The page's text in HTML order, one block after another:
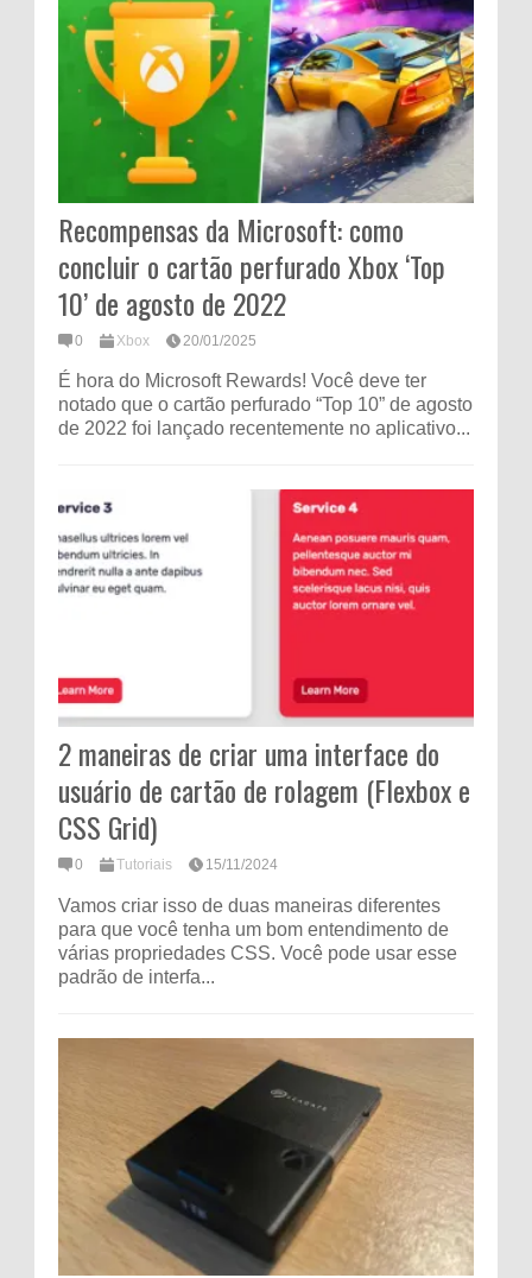
Recompensas da Microsoft: como
concluir o cartão perfurado Xbox ‘Top
10’ de agosto de 2022
0 Xbox 20/01/2025
É hora do Microsoft Rewards! Você deve ter
notado que o cartão perfurado “Top 10” de agosto
de 2022 foi lançado recentemente no aplicativo...
2 maneiras de criar uma interface do
usuário de cartão de rolagem (Flexbox e
CSS Grid)
0 Tutoriais 15/11/2024
Vamos criar isso de duas maneiras diferentes
para que você tenha um bom entendimento de
várias propriedades CSS. Você pode usar esse
padrão de interfa...